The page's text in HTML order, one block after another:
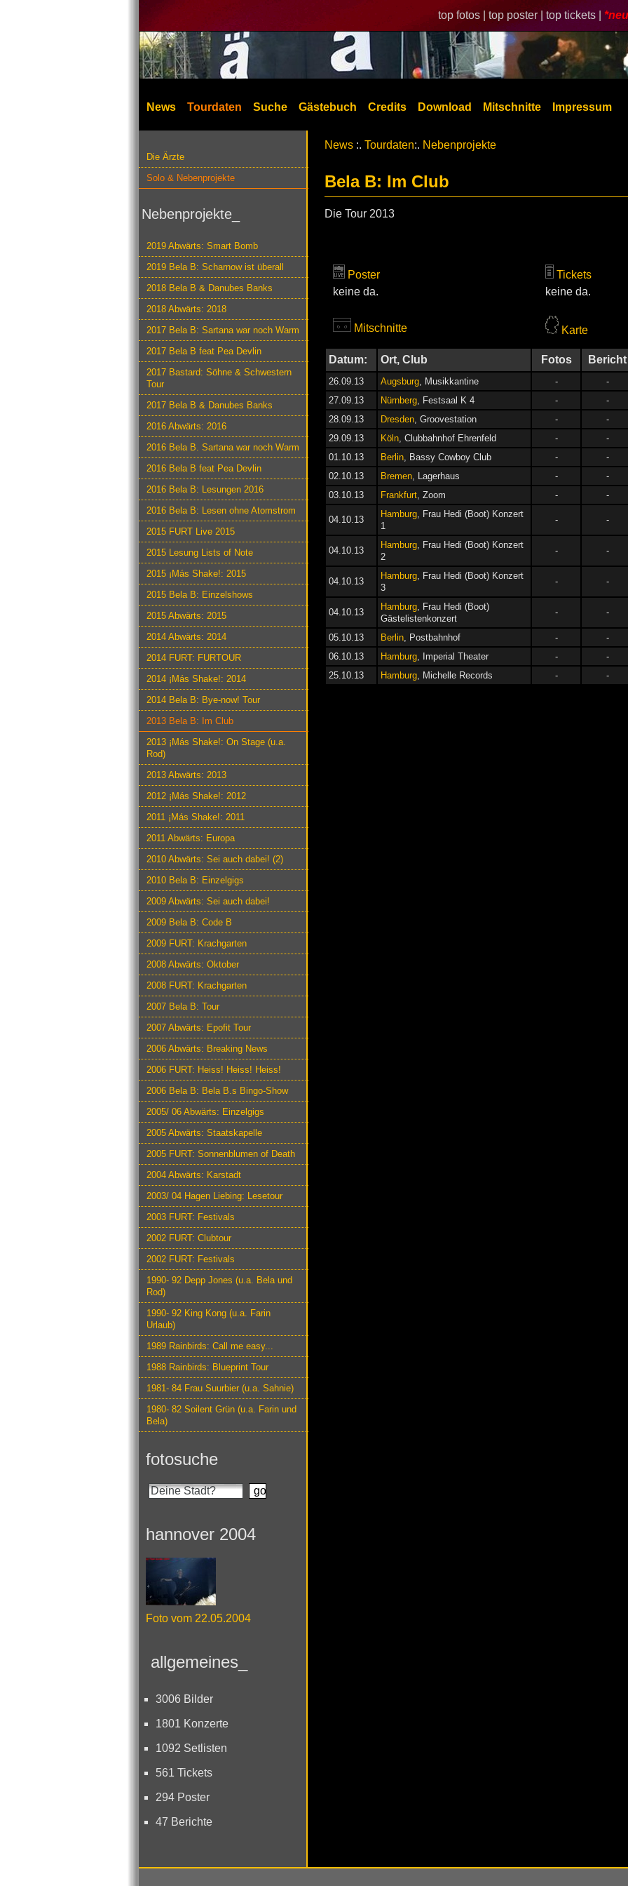
top fotos | top poster | top tickets |
News Tourdaten Suche Gästebuch Credits Download Mitschnitte Impressum
Die Ärzte
Solo & Nebenprojekte
Nebenprojekte_
2019 Abwärts: Smart Bomb
2019 Bela B: Scharnow ist überall
2018 Bela B & Danubes Banks
2018 Abwärts: 2018
2017 Bela B: Sartana war noch Warm
2017 Bela B feat Pea Devlin
2017 Bastard: Söhne & Schwestern
Tour
2017 Bela B & Danubes Banks
2016 Abwärts: 2016
2016 Bela B. Sartana war noch Warm
2016 Bela B feat Pea Devlin
2016 Bela B: Lesungen 2016
2016 Bela B: Lesen ohne Atomstrom
2015 FURT Live 2015
2015 Lesung Lists of Note
2015 ¡Más Shake!: 2015
2015 Bela B: Einzelshows
2015 Abwärts: 2015
2014 Abwärts: 2014
2014 FURT: FURTOUR
2014 ¡Más Shake!: 2014
2014 Bela B: Bye-now! Tour
2013 Bela B: Im Club
2013 ¡Más Shake!: On Stage (u.a.
Rod)
2013 Abwärts: 2013
2012 ¡Más Shake!: 2012
2011 ¡Más Shake!: 2011
2011 Abwärts: Europa
2010 Abwärts: Sei auch dabei! (2)
2010 Bela B: Einzelgigs
2009 Abwärts: Sei auch dabei!
2009 Bela B: Code B
2009 FURT: Krachgarten
2008 Abwärts: Oktober
2008 FURT: Krachgarten
2007 Bela B: Tour
2007 Abwärts: Epofit Tour
2006 Abwärts: Breaking News
2006 FURT: Heiss! Heiss! Heiss!
2006 Bela B: Bela B.s Bingo-Show
2005/ 06 Abwärts: Einzelgigs
2005 Abwärts: Staatskapelle
2005 FURT: Sonnenblumen of Death
2004 Abwärts: Karstadt
2003/ 04 Hagen Liebing: Lesetour
2003 FURT: Festivals
2002 FURT: Clubtour
2002 FURT: Festivals
1990- 92 Depp Jones (u.a. Bela und
Rod)
1990- 92 King Kong (u.a. Farin
Urlaub)
1989 Rainbirds: Call me easy...
1988 Rainbirds: Blueprint Tour
1981- 84 Frau Suurbier (u.a. Sahnie)
1980- 82 Soilent Grün (u.a. Farin und
Bela)
fotosuche
hannover 2004
Foto vom 22.05.2004
allgemeines_
3006 Bilder
1801 Konzerte
1092 Setlisten
561 Tickets
294 Poster
47 Berichte
News :. Tourdaten:. Nebenprojekte
Bela B: Im Club
Die Tour 2013
Poster
keine da.
Tickets
keine da.
Mitschnitte Karte
Datum: Ort, Club Fotos Bericht
26.09.13 Augsburg, Musikkantine - -
27.09.13
Nürnberg, Festsaal K 4 - -
28.09.13
Dresden, Groovestation - -
29.09.13
Köln, Clubbahnhof Ehrenfeld - -
01.10.13
Berlin, Bassy Cowboy Club - -
02.10.13
Bremen, Lagerhaus - -
03.10.13
Frankfurt, Zoom - -
04.10.13
Hamburg, Frau Hedi (Boot) Konzert
1
- -
04.10.13
Hamburg, Frau Hedi (Boot) Konzert
2
- -
04.10.13
Hamburg, Frau Hedi (Boot) Konzert
3
- -
04.10.13
Hamburg, Frau Hedi (Boot)
Gästelistenkonzert
- -
05.10.13 Berlin, Postbahnhof - -
06.10.13
Hamburg, Imperial Theater - -
25.10.13
Hamburg, Michelle Records - -